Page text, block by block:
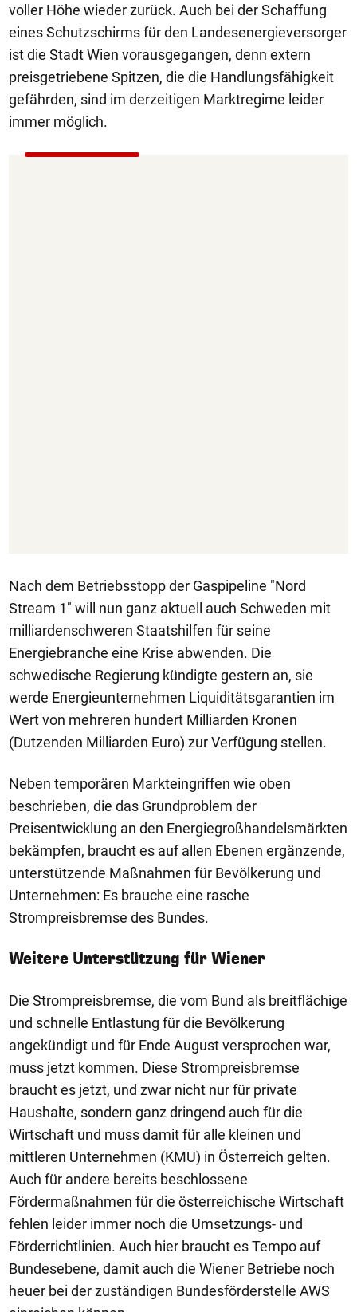
voller Höhe wieder zurück. Auch bei der Schaffung
eines Schutzschirms für den Landesenergieversorger
ist die Stadt Wien vorausgegangen, denn extern
preisgetriebene Spitzen, die die Handlungsfähigkeit
gefährden, sind im derzeitigen Marktregime leider
immer möglich.
Nach dem Betriebsstopp der Gaspipeline "Nord
Stream 1" will nun ganz aktuell auch Schweden mit
milliardenschweren Staatshilfen für seine
Energiebranche eine Krise abwenden. Die
schwedische Regierung kündigte gestern an, sie
werde Energieunternehmen Liquiditätsgarantien im
Wert von mehreren hundert Milliarden Kronen
(Dutzenden Milliarden Euro) zur Verfügung stellen.
Neben temporären Markteingriffen wie oben
beschrieben, die das Grundproblem der
Preisentwicklung an den Energiegroßhandelsmärkten
bekämpfen, braucht es auf allen Ebenen ergänzende,
unterstützende Maßnahmen für Bevölkerung und
Unternehmen: Es brauche eine rasche
Strompreisbremse des Bundes.
Weitere Unterstützung für Wiener
Die Strompreisbremse, die vom Bund als breitflächige
und schnelle Entlastung für die Bevölkerung
angekündigt und für Ende August versprochen war,
muss jetzt kommen. Diese Strompreisbremse
braucht es jetzt, und zwar nicht nur für private
Haushalte, sondern ganz dringend auch für die
Wirtschaft und muss damit für alle kleinen und
mittleren Unternehmen (KMU) in Österreich gelten.
Auch für andere bereits beschlossene
Fördermaßnahmen für die österreichische Wirtschaft
fehlen leider immer noch die Umsetzungs- und
Förderrichtlinien. Auch hier braucht es Tempo auf
Bundesebene, damit auch die Wiener Betriebe noch
heuer bei der zuständigen Bundesförderstelle AWS